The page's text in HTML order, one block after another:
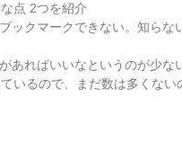
点 2つを紹介
ックマークできない。知ら
あればいいなというのが少な
いるので、まだ数は多くない